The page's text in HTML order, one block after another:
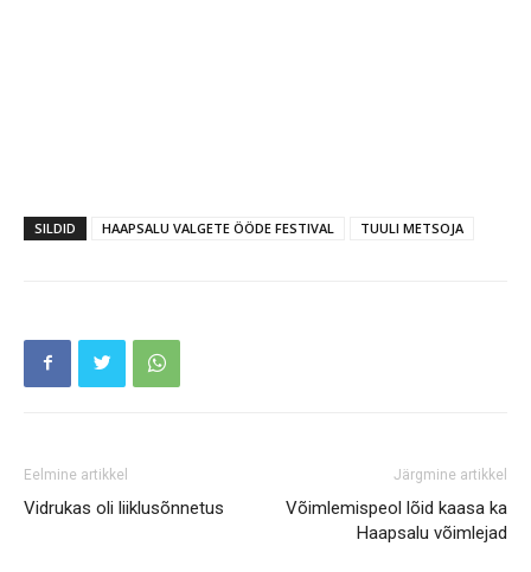
SILDID HAAPSALU VALGETE ÖÖDE FESTIVAL TUULI METSOJA
Eelmine artikkel
Vidrukas oli liiklusõnnetus
Järgmine artikkel
Võimlemispeol lõid kaasa ka
Haapsalu võimlejad